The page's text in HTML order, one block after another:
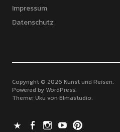
Impressum
Datenschutz
Copyright © 2026 Kunst und Reisen
Powered by WordPress
Theme: Uku von Elmastudio